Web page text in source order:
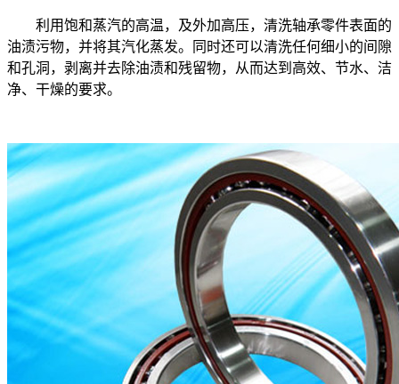
利用饱和蒸汽的高温，及外加高压，清洗轴承零件表面的
油渍污物，并将其汽化蒸发。同时还可以清洗任何细小的间隙
和孔洞，剥离并去除油渍和残留物，从而达到高效、节水、洁
净、干燥的要求。